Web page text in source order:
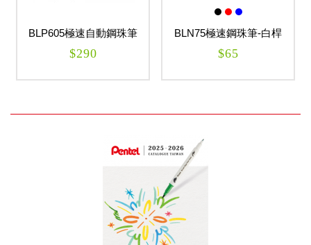
BLP605極速自動鋼珠筆
0.5mm ENERGEL
$290
BLN75極速鋼珠筆-白桿
0.5mm ENERGEL
$65